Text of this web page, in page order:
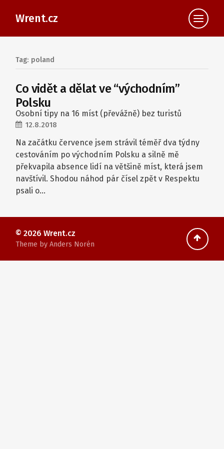
Wrent.cz
Tag: poland
Co vidět a dělat ve “východním”
Polsku
Osobní tipy na 16 míst (převážně) bez turistů
12.8.2018
Na začátku července jsem strávil téměř dva týdny
cestováním po východním Polsku a silně mě
překvapila absence lidí na většině míst, která jsem
navštívil. Shodou náhod pár čísel zpět v Respektu
psali o…
© 2026Wrent.cz
Theme byAnders Norén